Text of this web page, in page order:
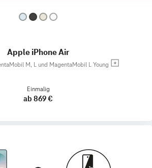
Apple iPhone Air
M, L und MagentaMobil L Young
Einmalig
ab 869 €